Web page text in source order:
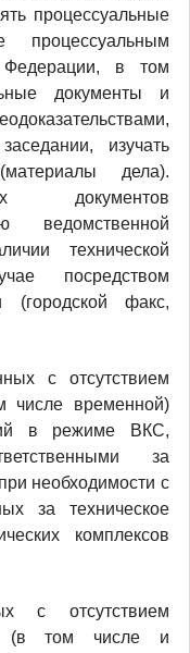
процессуальные
процессуальным
Федерации, в том
документы и
изучать
дела).
документов
ведомственной
технической
посредством
(городской факс,
с отсутствием
числе временной)
в режиме ВКС,
за
необходимости с
за техническое
комплексов
с отсутствием
(в том числе и